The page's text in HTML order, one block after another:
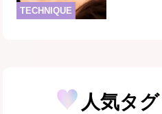
TECHNIQUE
人気タグ